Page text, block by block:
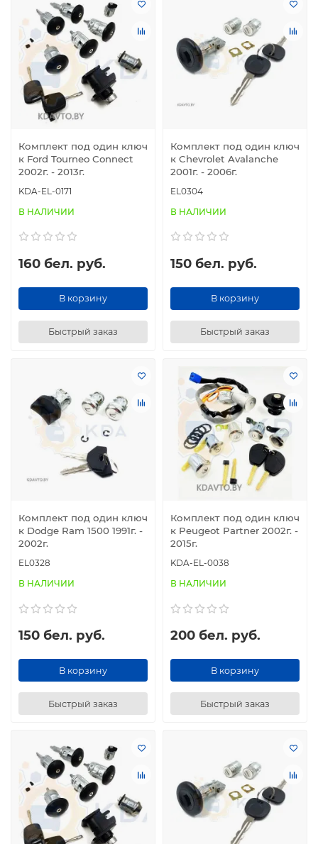
Комплект под один ключ
к Ford Tourneo Connect
2002г. - 2013г.
KDA-EL-0171
В НАЛИЧИИ
160 бел. руб.
В корзину
Быстрый заказ
Комплект под один ключ
к Chevrolet Avalanche
2001г. - 2006г.
EL0304
В НАЛИЧИИ
150 бел. руб.
В корзину
Быстрый заказ
Комплект под один ключ
к Dodge Ram 1500 1991г. -
2002г.
EL0328
В НАЛИЧИИ
150 бел. руб.
В корзину
Быстрый заказ
Комплект под один ключ
к Peugeot Partner 2002г. -
2015г.
KDA-EL-0038
В НАЛИЧИИ
200 бел. руб.
В корзину
Быстрый заказ